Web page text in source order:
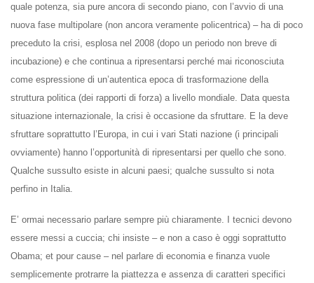
quale potenza, sia pure ancora di secondo piano, con l’avvio di una
nuova fase multipolare (non ancora veramente policentrica) – ha di poco
preceduto la crisi, esplosa nel 2008 (dopo un periodo non breve di
incubazione) e che continua a ripresentarsi perché mai riconosciuta
come espressione di un’autentica epoca di trasformazione della
struttura politica (dei rapporti di forza) a livello mondiale. Data questa
situazione internazionale, la crisi è occasione da sfruttare. E la deve
sfruttare soprattutto l’Europa, in cui i vari Stati nazione (i principali
ovviamente) hanno l’opportunità di ripresentarsi per quello che sono.
Qualche sussulto esiste in alcuni paesi; qualche sussulto si nota
perfino in Italia.
E’ ormai necessario parlare sempre più chiaramente. I tecnici devono
essere messi a cuccia; chi insiste – e non a caso è oggi soprattutto
Obama; et pour cause – nel parlare di economia e finanza vuole
semplicemente protrarre la piattezza e assenza di caratteri specifici